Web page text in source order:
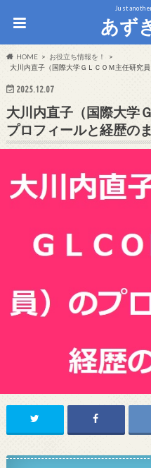
Just
あず
HOME
お役立ち情報を！
大川内直子（国際大学ＧＬＣＯＭ主任研究
2025.12.07
大川内直子（国際大学
プロフィールと経歴の